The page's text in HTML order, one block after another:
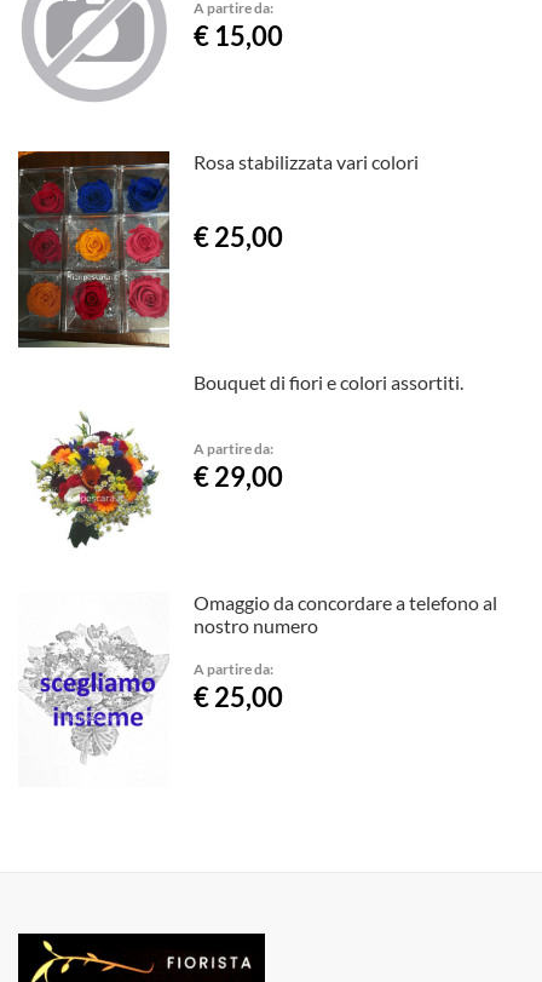
A partire da:
€ 15,00
Rosa stabilizzata vari colori
€ 25,00
Bouquet di fiori e colori assortiti.
A partire da:
€ 29,00
Omaggio da concordare a telefono al
nostro numero
A partire da:
€ 25,00